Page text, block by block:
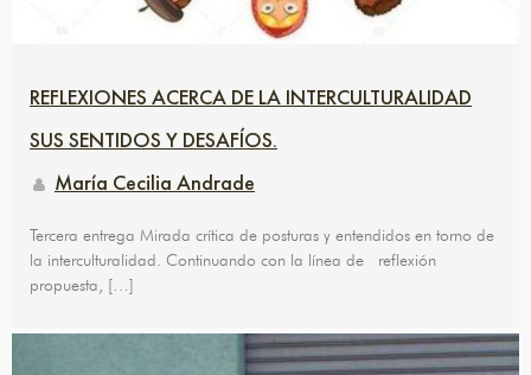
REFLEXIONES ACERCA DE LA INTERCULTURALIDAD
SUS SENTIDOS Y DESAFÍOS.
María Cecilia Andrade
Tercera entrega Mirada crítica de posturas y entendidos en torno de
la interculturalidad. Continuando con la línea de reflexión
propuesta, […]